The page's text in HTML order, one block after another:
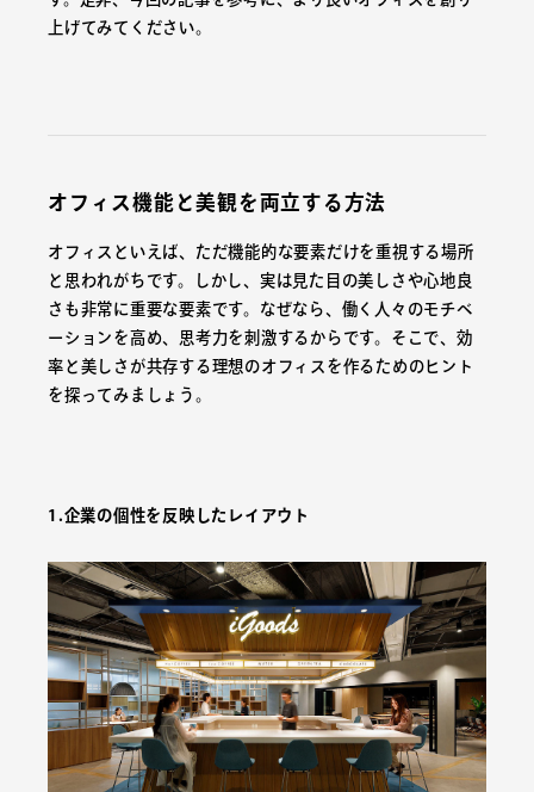
上げてみてください。
オフィス機能と美観を両立する方法
オフィスといえば、ただ機能的な要素だけを重視する場所
と思われがちです。しかし、実は見た目の美しさや心地良
さも非常に重要な要素です。なぜなら、働く人々のモチベ
ーションを高め、思考力を刺激するからです。そこで、効
率と美しさが共存する理想のオフィスを作るためのヒント
を探ってみましょう。
1.企業の個性を反映したレイアウト